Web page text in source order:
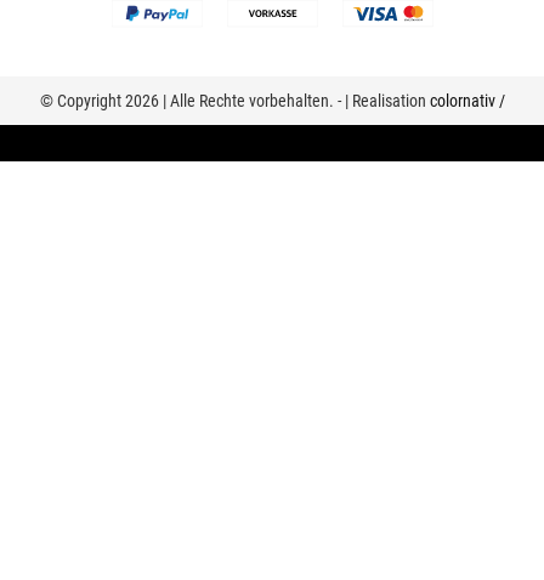
© Copyright 2026 | Alle Rechte vorbehalten. - | Realisation colornativ /